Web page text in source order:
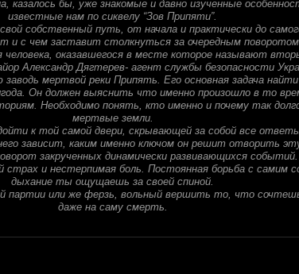
казалось бы, уже знакомые и давно изученные
известные нам по сиквелу “Зов Припяти”.
собственный путь, от начала и практически до
и с чем заставит столкнуться за очередным поворотом
человека, оказавшегося в месте которое называют
Александр Дягтерев- агент службы безопасности
мертвой реки Припять. Его основная задача найти
Он должен выяснить что именно произошло в то
Необходимо понять, кто именно и почему так
мертвые земли.
к той самой двери, скрывающей за собой все
зависит, каким именно ключом он решит отворить
закрученных динамически развивающихся
и нестерпимая боль. Постоянная борьба с самим
дыхание ты ощущаешь за своей спиной.
партии или же ферзь, вольный вершить то, что
даже на саму смерть.